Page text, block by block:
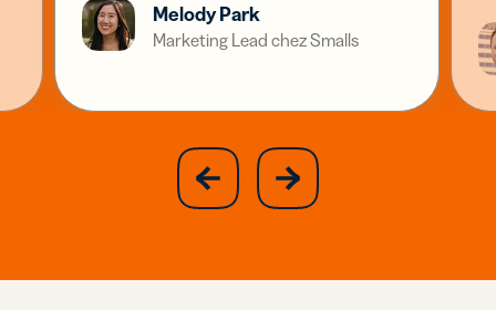
Melody Park
Marketing Lead chez Smalls
previous
slide
next
slide